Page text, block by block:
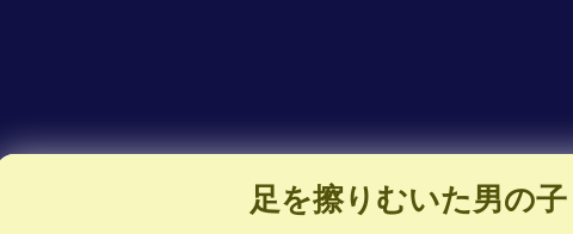
足を擦りむいた男の子